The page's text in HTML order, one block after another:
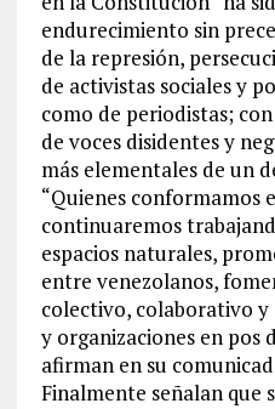
endurecimiento sin
de la represión,
de activistas sociales y
como de periodistas;
de voces disidentes y
más elementales de un
“Quienes conformamos
continuaremos
espacios naturales,
entre venezolanos,
colectivo, colaborativo
y organizaciones en pos
afirman en su
Finalmente señalan que